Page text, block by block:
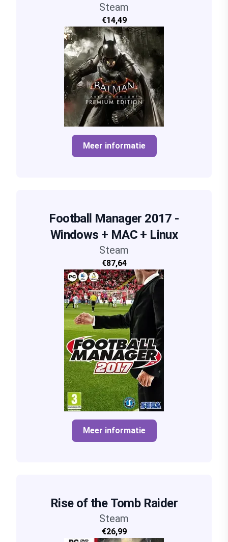
Steam
€14,49
Meer informatie
Football Manager 2017 -
Windows + MAC + Linux
Steam
€87,64
Meer informatie
Rise of the Tomb Raider
Steam
€26,99